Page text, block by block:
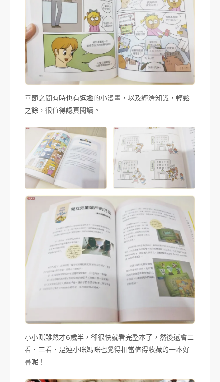
章節之間有時也有逗趣的小漫畫，以及經濟知識，輕鬆
之餘，很值得認真閱讀。
小小咪雖然才6歲半，卻很快就看完整本了，然後還會二
看、三看，是連小咪媽咪也覺得相當值得收藏的一本好
書呢！